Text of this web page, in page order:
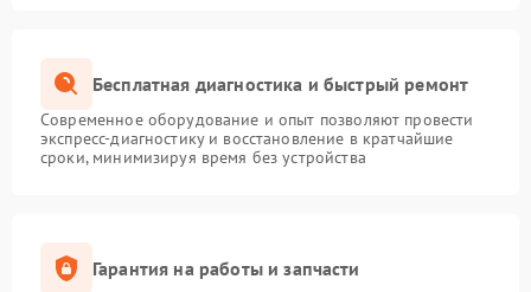
Бесплатная диагностика и быстрый ремонт
Современное оборудование и опыт позволяют провести
экспресс-диагностику и восстановление в кратчайшие
сроки, минимизируя время без устройства
Гарантия на работы и запчасти